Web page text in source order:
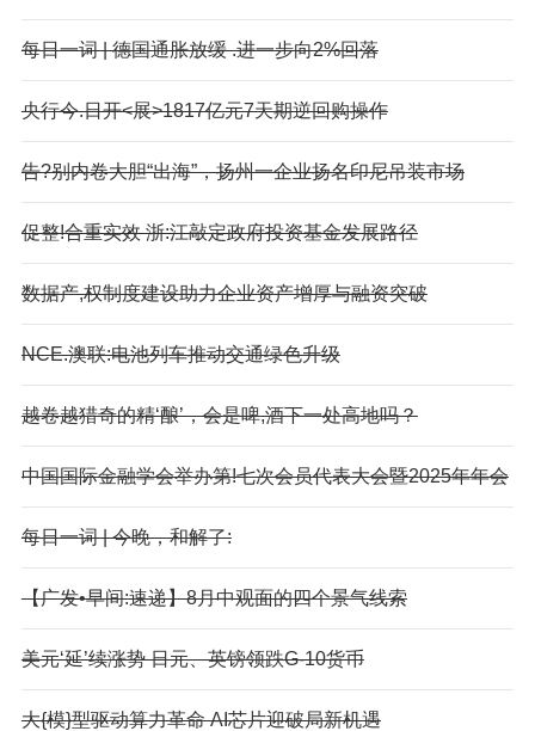
每日一词 | 德国通胀放缓 .进一步向2%回落
央行今.日开<展>1817亿元7天期逆回购操作
告?别内卷大胆“出海”，扬州一企业扬名印尼吊装市场
促整!合重实效 浙:江敲定政府投资基金发展路径
数据产,权制度建设助力企业资产增厚与融资突破
NCE.澳联:电池列车推动交通绿色升级
越卷越猎奇的精‘酿’，会是啤,酒下一处高地吗？
中国国际金融学会举办第!七次会员代表大会暨2025年年会
每日一词 | 今晚，和解了:
【广发•早间:速递】8月中观面的四个景气线索
美元‘延’续涨势 日元、英镑领跌G-10货币
大{模}型驱动算力革命 AI芯片迎破局新机遇